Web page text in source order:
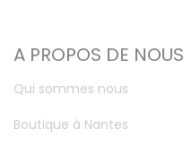
A PROPOS DE NOUS
Qui sommes nous
Boutique à Nantes